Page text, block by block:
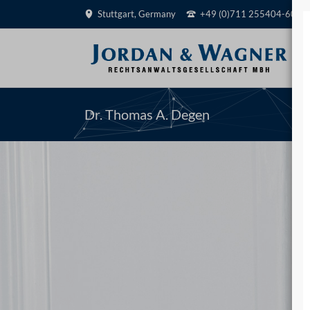
Stuttgart, Germany +49 (0)711 255404-60
Dr. Thomas A. Degen